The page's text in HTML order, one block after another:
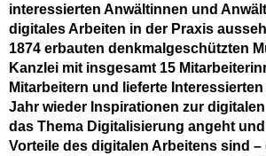
interessierten Anwältinnen und
digitales Arbeiten in der Praxis
1874 erbauten denkmalgeschützten
Kanzlei mit insgesamt 15
Mitarbeitern und lieferte
Jahr wieder Inspirationen zur
das Thema Digitalisierung angeht
Vorteile des digitalen Arbeitens sind –